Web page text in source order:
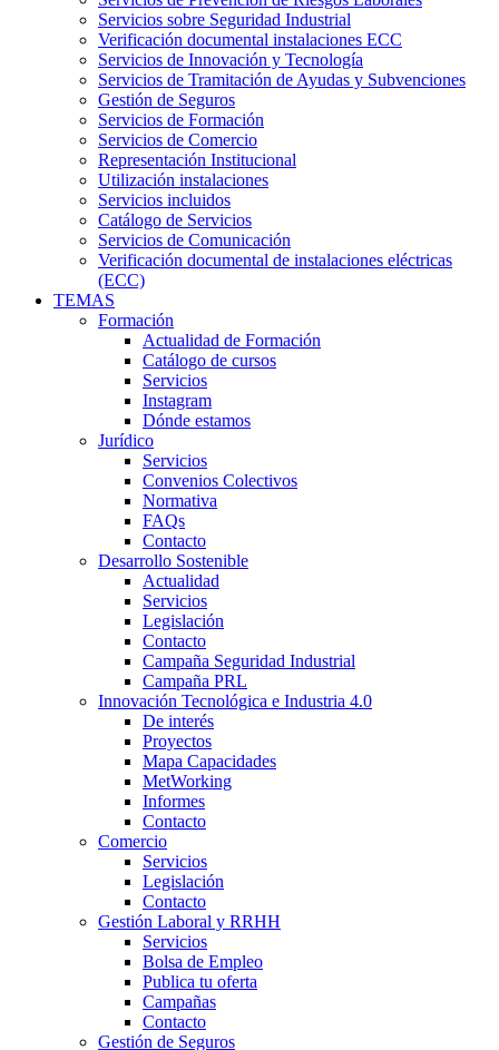
Servicios sobre Seguridad Industrial
Verificación documental instalaciones ECC
Servicios de Innovación y Tecnología
Servicios de Tramitación de Ayudas y Subvenciones
Gestión de Seguros
Servicios de Formación
Servicios de Comercio
Representación Institucional
Utilización instalaciones
Servicios incluidos
Catálogo de Servicios
Servicios de Comunicación
Verificación documental de instalaciones eléctricas
(ECC)
TEMAS
Formación
Actualidad de Formación
Catálogo de cursos
Servicios
Instagram
Dónde estamos
Jurídico
Servicios
Convenios Colectivos
Normativa
FAQs
Contacto
Desarrollo Sostenible
Actualidad
Servicios
Legislación
Contacto
Campaña Seguridad Industrial
Campaña PRL
Innovación Tecnológica e Industria 4.0
De interés
Proyectos
Mapa Capacidades
MetWorking
Informes
Contacto
Comercio
Servicios
Legislación
Contacto
Gestión Laboral y RRHH
Servicios
Bolsa de Empleo
Publica tu oferta
Campañas
Contacto
Gestión de Seguros